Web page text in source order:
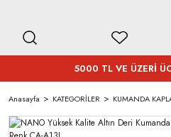
5000 TL VE ÜZERİ
Anasayfa KATEGORİLER KUMANDA